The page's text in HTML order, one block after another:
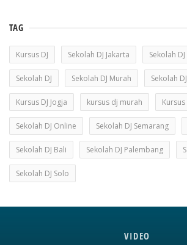
TAG
Kursus DJ Sekolah DJ Jakarta Sekolah
Sekolah DJ Sekolah DJ Murah Sekolah
Kursus DJ Jogja kursus dj murah Kursus
Sekolah DJ Online Sekolah DJ Semarang
Sekolah DJ Bali Sekolah DJ Palembang
Sekolah DJ Solo
VIDEO